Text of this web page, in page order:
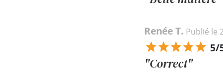
Renée T. Publié le
5/
"Correct"